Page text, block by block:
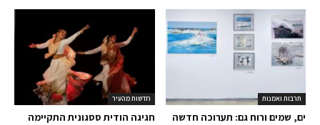
חדשות מהעיר
חגיגה הודית ססגונית התקיימה
תרבות ואמנות
ים, שמים ורוח גם: תערוכה חדשה